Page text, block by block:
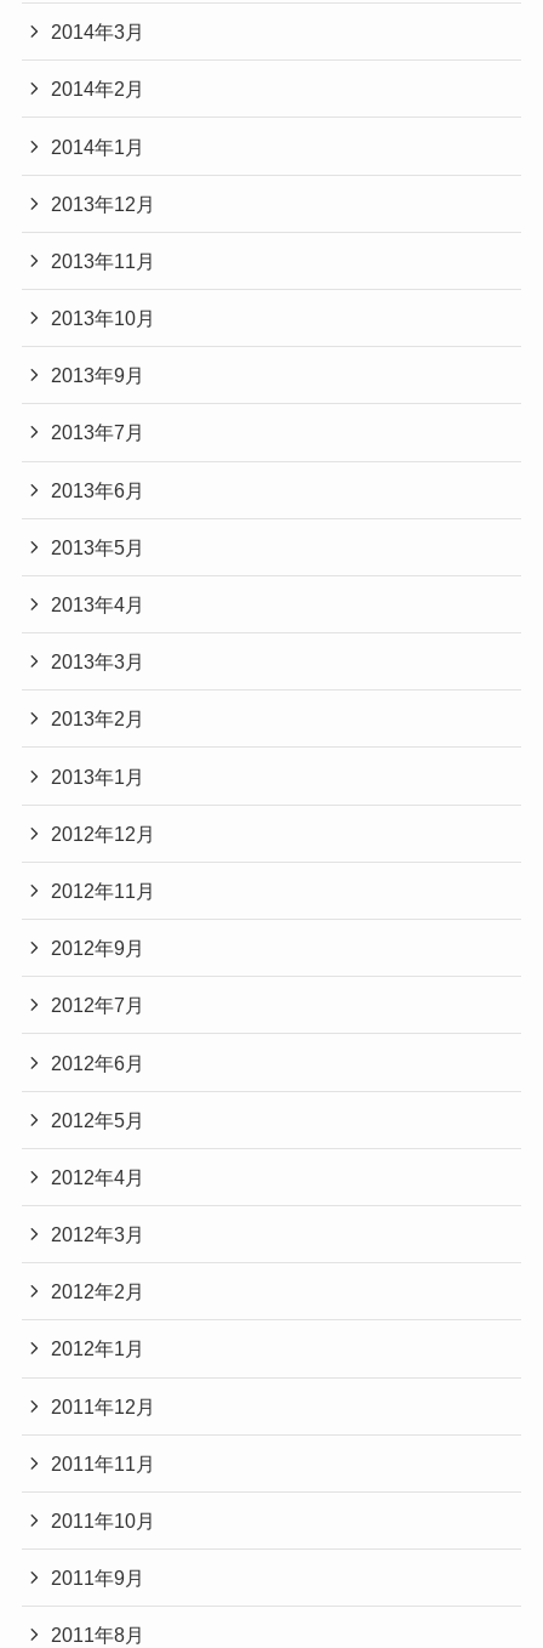
2014年3月
2014年2月
2014年1月
2013年12月
2013年11月
2013年10月
2013年9月
2013年7月
2013年6月
2013年5月
2013年4月
2013年3月
2013年2月
2013年1月
2012年12月
2012年11月
2012年9月
2012年7月
2012年6月
2012年5月
2012年4月
2012年3月
2012年2月
2012年1月
2011年12月
2011年11月
2011年10月
2011年9月
2011年8月